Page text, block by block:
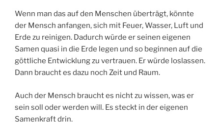
Wenn man das auf den Menschen überträgt, könnte
der Mensch anfangen, sich mit Feuer, Wasser, Luft und
Erde zu reinigen. Dadurch würde er seinen eigenen
Samen quasi in die Erde legen und so beginnen auf die
göttliche Entwicklung zu vertrauen. Er würde loslassen.
Dann braucht es dazu noch Zeit und Raum.
Auch der Mensch braucht es nicht zu wissen, was er
sein soll oder werden will. Es steckt in der eigenen
Samenkraft drin.